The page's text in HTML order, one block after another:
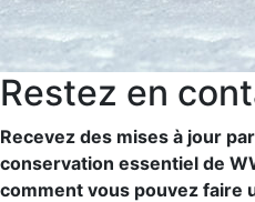
Restez en
Recevez des mises à jour
conservation essentiel de
comment vous pouvez faire